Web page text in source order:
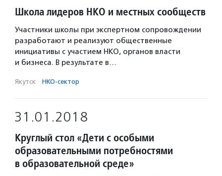
Школа лидеров НКО и местных сообществ
Участники школы при экспертном сопровождении
разработают и реализуют общественные
инициативы с участием НКО, органов власти
и бизнеса. В результате в…
Якутск · НКО-сектор
31.01.2018
Круглый стол «Дети с особыми
образовательными потребностями
в образовательной среде»